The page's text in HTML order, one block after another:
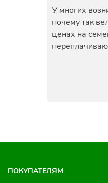
У многих
почему так
ценах на
ПОКУПАТЕЛЯМ